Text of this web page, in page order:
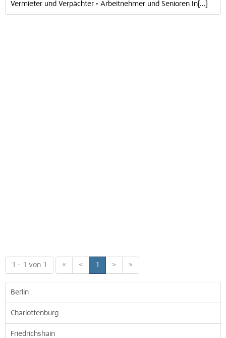
Vermieter und Verpächter • Arbeitnehmer und Senioren In[...]
1 - 1 von 1 « < 1 > »
Berlin
Charlottenburg
Friedrichshain